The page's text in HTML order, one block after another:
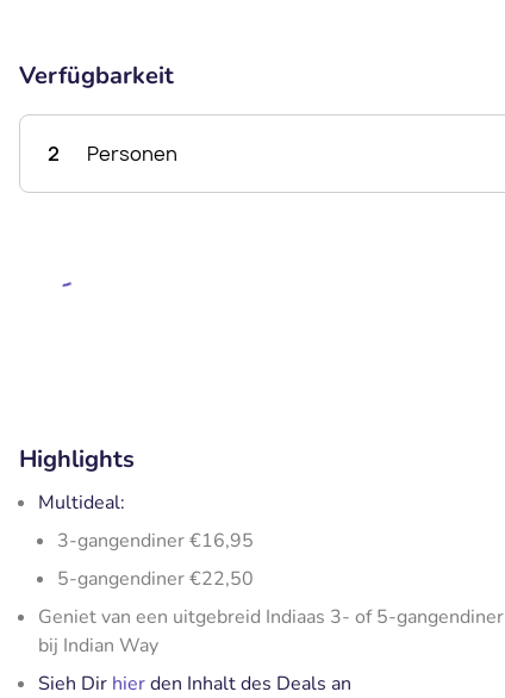
Verfügbarkeit
2 Personen
Highlights
Multideal:
3-gangendiner €16,95
5-gangendiner €22,50
Geniet van een uitgebreid Indiaas 3- of 5-gangendiner
bij Indian Way
Sieh Dir hierden Inhalt des Deals an